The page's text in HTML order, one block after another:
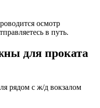
осмотр
в путь.
для проката
рядом с ж/д вокзалом